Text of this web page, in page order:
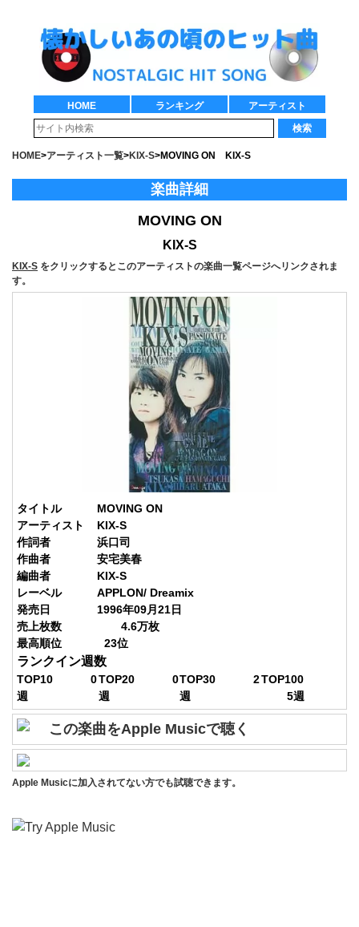
HOME ランキング
アーティスト
検索
HOME>アーティスト一覧>KIX-S>MOVING ON KIX-S
楽曲詳細
MOVING ON
KIX-S
KIX-S をクリックするとこのアーティストの楽曲一覧ページへリンクされま
す。
タイトル
MOVING ON
アーティスト
KIX-S
作詞者
浜口司
作曲者
安宅美春
編曲者
KIX-S
レーベル
APPLON/ Dreamix
発売日
1996年09月21日
売上枚数
4.6万枚
最高順位
23位
ランクイン週数
TOP10
0
週
TOP20
0
週
TOP30
2
週
TOP100
5週
この楽曲をApple Musicで聴く
Apple Musicに加入されてない方でも試聴できます。